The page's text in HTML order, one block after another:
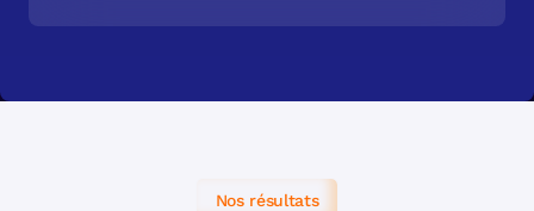
Nos résultats